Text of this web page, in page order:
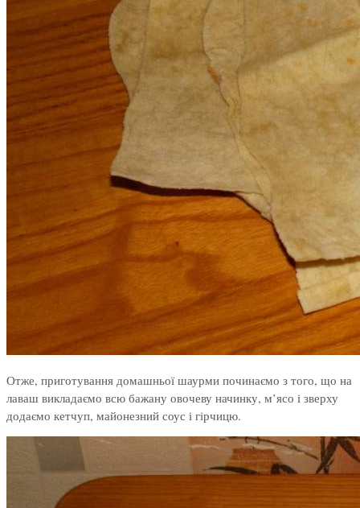
Отже, приготування домашньої шаурми починаємо з того, що на
лаваш викладаємо всю бажану овочеву начинку, м’ясо і зверху
додаємо кетчуп, майонезний соус і гірчицю.